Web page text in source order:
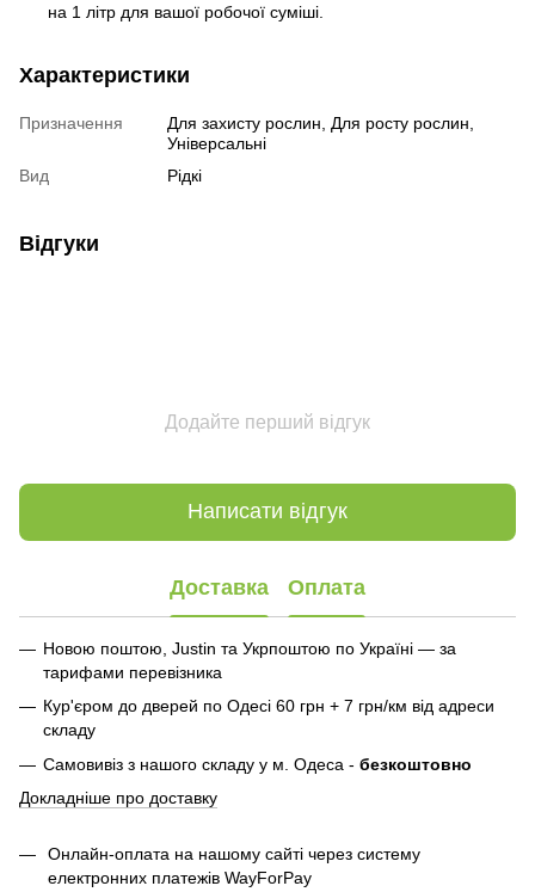
на 1 літр для вашої робочої суміші.
Характеристики
Призначення
Для захисту рослин, Для росту рослин,
Універсальні
Вид
Рідкі
Відгуки
Додайте перший відгук
Написати відгук
Доставка Оплата
Новою поштою, Justin та Укрпоштою по Україні — за
тарифами перевізника
Кур'єром до дверей по Одесі 60 грн + 7 грн/км від адреси
складу
Самовивіз з нашого складу у м. Одеса - безкоштовно
Докладніше про доставку
Онлайн-оплата на нашому сайті через систему
електронних платежів WayForPay